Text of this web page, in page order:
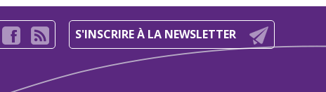
S'INSCRIRE À LA NEWSLETTER